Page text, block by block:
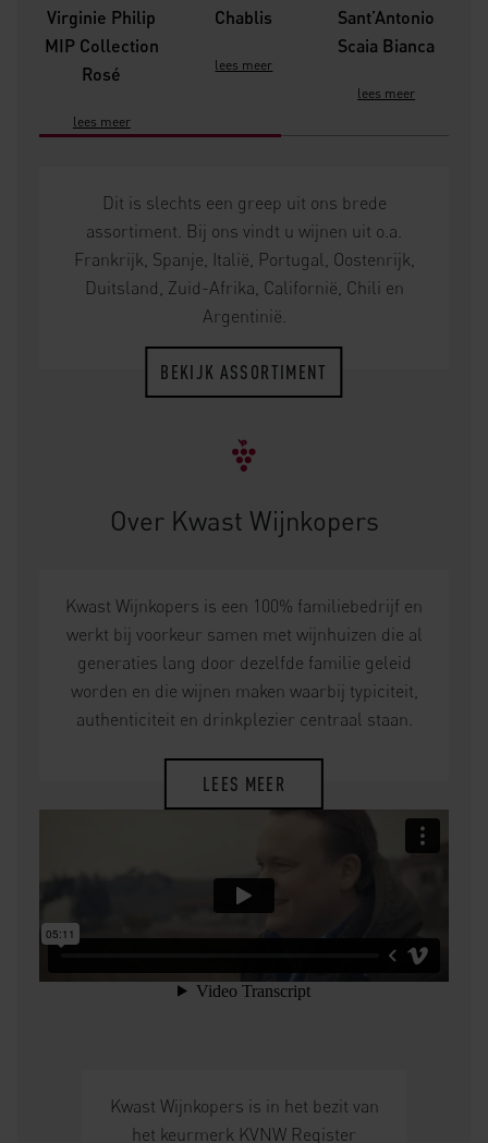
Virginie Philip
MIP Collection
Rosé
lees meer
Chablis
lees meer
Sant’Antonio
Scaia Bianca
lees meer
Dit is slechts een greep uit ons brede
assortiment. Bij ons vindt u wijnen uit o.a.
Frankrijk, Spanje, Italië, Portugal, Oostenrijk,
Duitsland, Zuid-Afrika, Californië, Chili en
Argentinië.
BEKIJK ASSORTIMENT
Over Kwast Wijnkopers
Kwast Wijnkopers is een 100% familiebedrijf en
werkt bij voorkeur samen met wijnhuizen die al
generaties lang door dezelfde familie geleid
worden en die wijnen maken waarbij typiciteit,
authenticiteit en drinkplezier centraal staan.
LEES MEER
Kwast Wijnkopers is in het bezit van
het keurmerk KVNW Register